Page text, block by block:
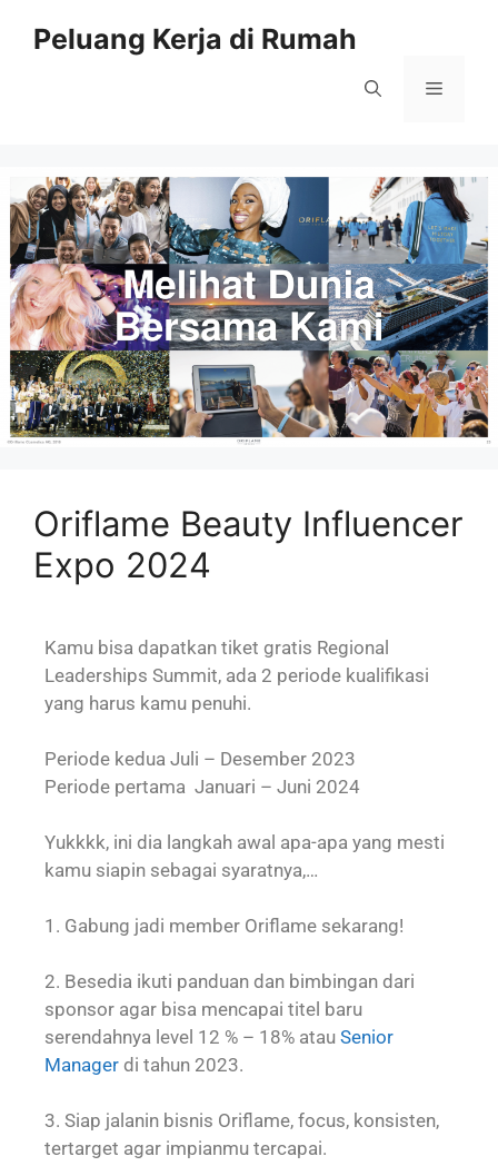
Peluang Kerja di Rumah
Oriflame Beauty Influencer
Expo 2024
Kamu bisa dapatkan tiket gratis Regional
Leaderships Summit, ada 2 periode kualifikasi
yang harus kamu penuhi.
Periode kedua Juli – Desember 2023
Periode pertama Januari – Juni 2024
Yukkkk, ini dia langkah awal apa-apa yang mesti
kamu siapin sebagai syaratnya,…
1. Gabung jadi member Oriflame sekarang!
2. Besedia ikuti panduan dan bimbingan dari
sponsor agar bisa mencapai titel baru
serendahnya level 12 % – 18% atau Senior
Manager di tahun 2023.
3. Siap jalanin bisnis Oriflame, focus, konsisten,
tertarget agar impianmu tercapai.